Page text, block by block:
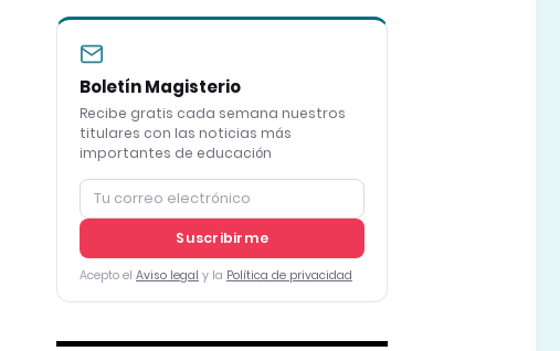
Boletín Magisterio
Recibe gratis cada semana nuestros
titulares con las noticias más
importantes de educación
Suscribirme
Acepto el Aviso legal y la Política de privacidad